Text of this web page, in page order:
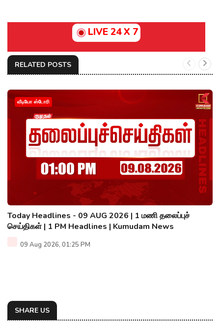
LIVE 24 X 7
RELATED POSTS
வீடியோ ஸ்டோரி
Today Headlines - 09 AUG 2026 | 1 மணி தலைப்புச்
செய்திகள் | 1 PM Headlines | Kumudam News
09 Aug 2026, 01:25 PM
SHARE US